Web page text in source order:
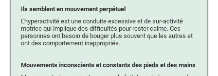
Ils semblent en mouvement perpétuel
L'hyperactivité est une conduite excessive et de sur-activité
motrice qui implique des difficultés pour rester calme. Ces
personnes ont besoin de bouger plus souvent que les autres et
ont des comportement inappropriés.
Mouvements inconscients et constants des pieds et des mains